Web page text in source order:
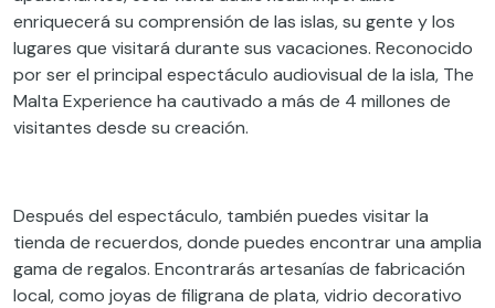
enriquecerá su comprensión de las islas, su gente y los
lugares que visitará durante sus vacaciones. Reconocido
por ser el principal espectáculo audiovisual de la isla, The
Malta Experience ha cautivado a más de 4 millones de
visitantes desde su creación.
Después del espectáculo, también puedes visitar la
tienda de recuerdos, donde puedes encontrar una amplia
gama de regalos. Encontrarás artesanías de fabricación
local, como joyas de filigrana de plata, vidrio decorativo